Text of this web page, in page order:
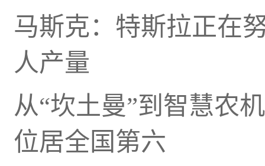
马斯克：特斯拉正在
人产量
从“坎土曼”到智慧农
位居全国第六